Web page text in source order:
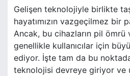
Gelişen teknolojiyle birlikte
hayatımızın vazgeçilmez bir
Ancak, bu cihazların pil ömrü
genellikle kullanıcılar için
ediyor. İşte tam da bu
teknolojisi devreye giriyor ve